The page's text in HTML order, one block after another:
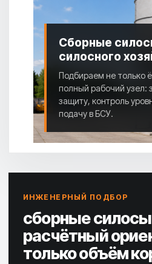
Сборные
силосного
Подбираем не только
полный рабочий узел:
защиту, контроль
подачу в БСУ.
ИНЖЕНЕРНЫЙ ПОДБОР
сборные
расчётный
только объём